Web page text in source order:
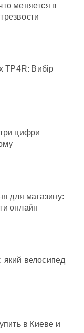
меняется в
TP4R: Вибір
цифри
для магазину:
онлайн
який велосипед
в Киеве и